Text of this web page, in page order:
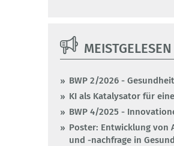
MEISTGELESEN
BWP 2/2026 -
KI als Katalysator für
BWP 4/2025 -
Poster: Entwicklung von
und -nachfrage in